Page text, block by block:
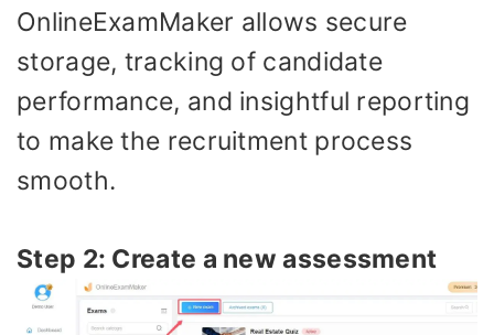
OnlineExamMaker allows secure
storage, tracking of candidate
performance, and insightful reporting
to make the recruitment process
smooth.
Step 2: Create a new assessment